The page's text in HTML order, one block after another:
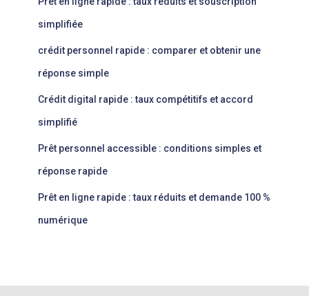
simplifiée
crédit personnel rapide : comparer et obtenir une
réponse simple
Crédit digital rapide : taux compétitifs et accord
simplifié
Prêt personnel accessible : conditions simples et
réponse rapide
Prêt en ligne rapide : taux réduits et demande 100 %
numérique